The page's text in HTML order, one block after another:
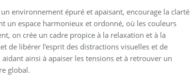
environnement épuré et apaisant, encourage la clarté
un espace harmonieux et ordonné, où les couleurs
on crée un cadre propice à la relaxation et à la
de libérer l’esprit des distractions visuelles et de
ainsi à apaiser les tensions et à retrouver un
global.